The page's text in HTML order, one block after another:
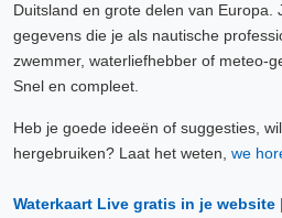
Duitsland en grote delen van Europa.
gegevens die je als nautische
zwemmer, waterliefhebber of meteo-
Snel en compleet.
Heb je goede ideeën of suggesties,
hergebruiken? Laat het weten, we
Waterkaart Live gratis in je website |